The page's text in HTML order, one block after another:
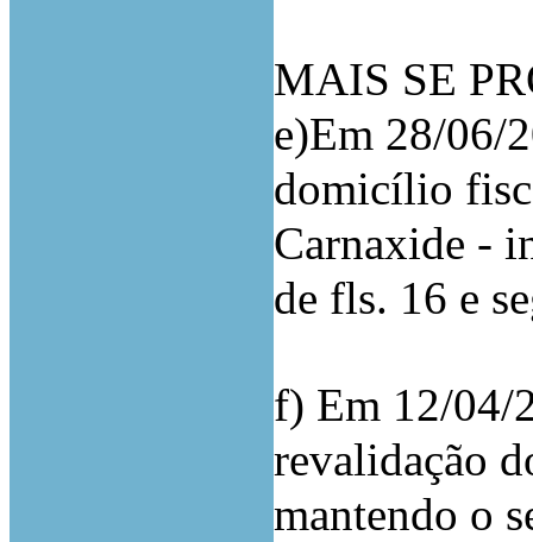
MAIS SE
e)Em 28/06/
domicílio
Carnaxide -
de fls. 16 e
f) Em 12/04/
revalidação
mantendo o